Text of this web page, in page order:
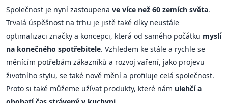
Společnost je nyní zastoupena ve více než 60 zemích světa.
Trvalá úspěšnost na trhu je jistě také díky neustále
optimalizaci značky a koncepci, která od samého počátku myslí
na konečného spotřebitele. Vzhledem ke stále a rychle se
měnícím potřebám zákazníků a rozvoj vaření, jako projevu
životního stylu, se také nově mění a profiluje celá společnost.
Proto si také můžeme užívat produkty, které nám ulehčí a